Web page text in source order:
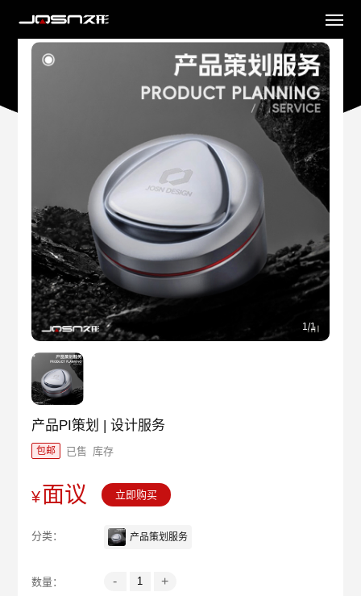
产品PI策划 | 设计服务
包邮 已售 库存
¥面议 立即购买
分类： 产品策划服务
数量： - +
1/1